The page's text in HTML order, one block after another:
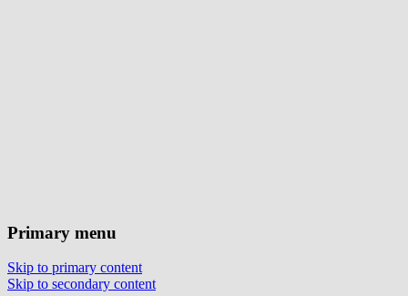
Primary menu
Skip to primary content
Skip to secondary content